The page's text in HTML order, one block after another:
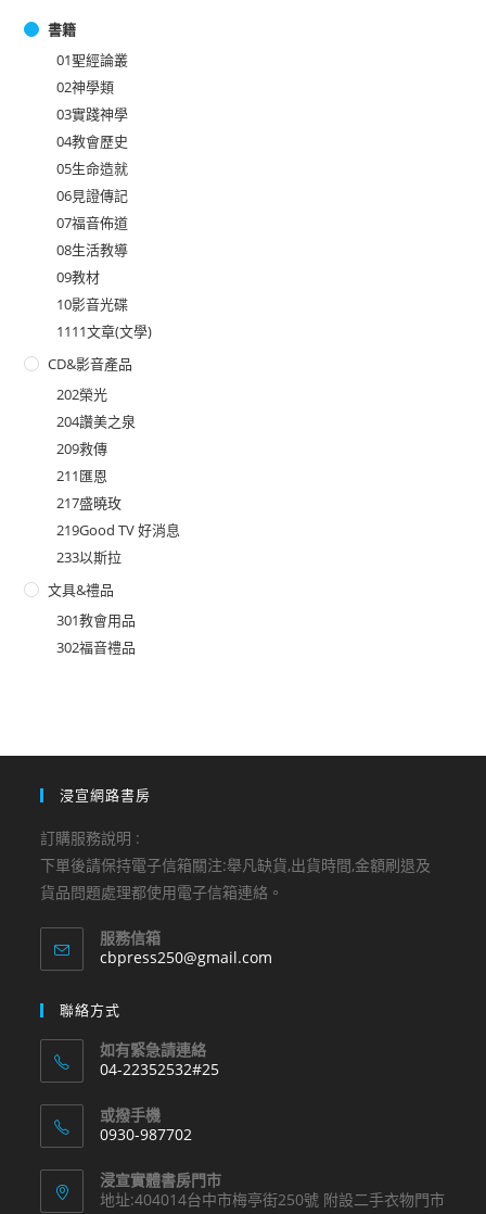
書籍
01聖經論叢
02神學類
03實踐神學
04教會歷史
05生命造就
06見證傳記
07福音佈道
08生活教導
09教材
10影音光碟
1111文章(文學)
CD&影音產品
202榮光
204讚美之泉
209救傳
211匯恩
217盛曉玫
219Good TV 好消息
233以斯拉
文具&禮品
301教會用品
302福音禮品
浸宣網路書房
訂購服務說明 :
下單後請保持電子信箱關注:舉凡缺貨,出貨時間,金額刷退及
貨品問題處理都使用電子信箱連絡。
服務信箱
cbpress250@gmail.com
聯絡方式
如有緊急請連絡
04-22352532#25
in
your
application
或撥手機
0930-987702
in
浸宣實體書房門市
地址:404014台中市梅亭街250號 附設二手衣物門市